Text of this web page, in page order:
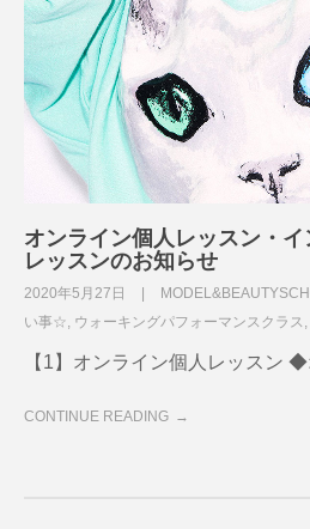
オンライン個人レッスン・
レッスンのお知らせ
2020年5月27日
い事☆, ウォーキングパフォーマンスクラス ,
【1】オンライン個人レッスン
CONTINUE READING